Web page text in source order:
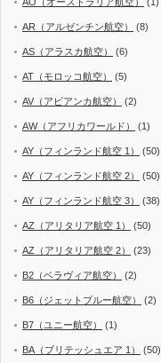
AR（アルゼンチン航空） (8)
AS（アラスカ航空） (6)
AT（モロッコ航空） (5)
AV（アビアンカ航空） (2)
AW（アフリカワールド） (1)
AY（フィンランド航空 1） (50)
AY（フィンランド航空 2） (50)
AY（フィンランド航空 3） (38)
AZ（アリタリア航空 1） (50)
AZ（アリタリア航空 2） (23)
B2（ベラヴィア航空） (2)
B6（ジェットブルー航空） (2)
B7（ユニー航空） (1)
BA（ブリテッシュエア 1） (50)